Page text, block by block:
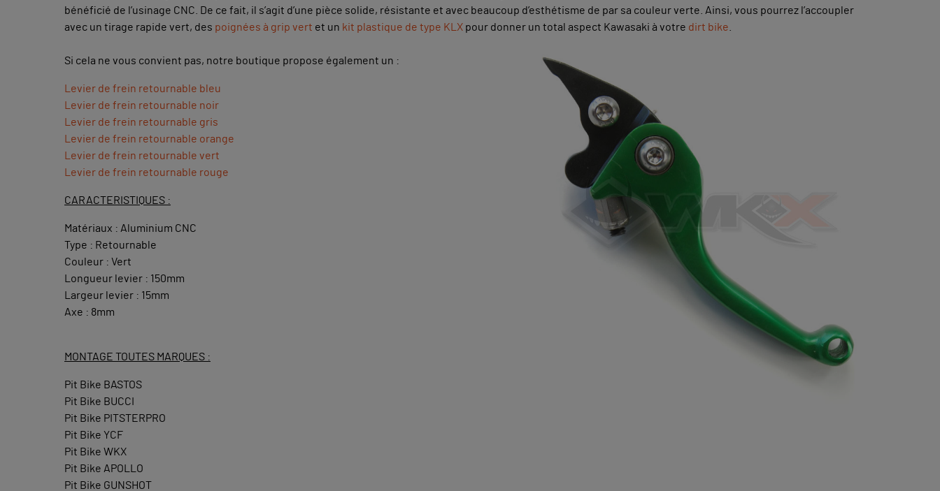
bénéficié de l’usinage CNC. De ce fait, il s’agit d’une pièce solide, résistante et avec beaucoup d’esthétisme de par sa couleur verte. Ainsi, vous pourrez l’accoupler
avec un tirage rapide vert, des poignées à grip vert et un kit plastique de type KLX pour donner un total aspect Kawasaki à votre dirt bike
Si cela ne vous convient pas, notre boutique propose également un :
Levier de frein retournable bleu
Levier de frein retournable noir
Levier de frein retournable gris
Levier de frein retournable orange
Levier de frein retournable vert
Levier de frein retournable rouge
CARACTERISTIQUES :
Matériaux : Aluminium CNC
Type : Retournable
Couleur : Vert
Longueur levier : 150mm
Largeur levier : 15mm
Axe : 8mm
MONTAGE TOUTES MARQUES :
Pit Bike BASTOS
Pit Bike BUCCI
Pit Bike PITSTERPRO
Pit Bike YCF
Pit Bike WKX
Pit Bike APOLLO
Pit Bike GUNSHOT